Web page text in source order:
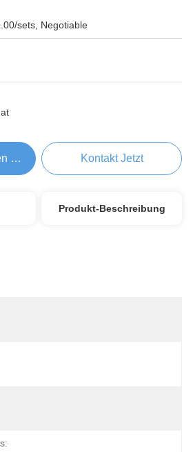
sets, Negotiable
Preis Kontakt Jetzt
Produkt-Beschreibung